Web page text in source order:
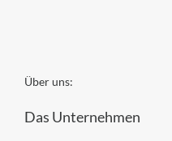
Über uns:
Das Unternehmen